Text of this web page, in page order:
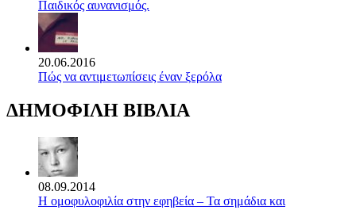
Παιδικός αυνανισμός.
20.06.2016
Πώς να αντιμετωπίσεις έναν ξερόλα
ΔΗΜΟΦΙΛΗ ΒΙΒΛΙΑ
08.09.2014
Η ομοφυλοφιλία στην εφηβεία – Τα σημάδια και